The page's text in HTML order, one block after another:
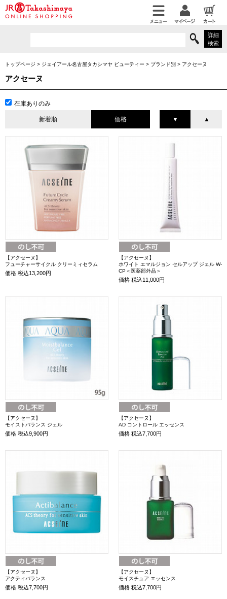
詳細
検索
トップページ > ジェイアール名古屋タカシマヤ ビューティー > ブランド別 > アクセーヌ
アクセーヌ
在庫ありのみ
新着順 価格 ▼ ▲
【アクセーヌ】
フューチャーサイクル クリーミィセラム
価格 税込13,200円
【アクセーヌ】
ホワイト エマルジョン セルアップ ジェル W-
CP＜医薬部外品＞
価格 税込11,000円
【アクセーヌ】
モイストバランス ジェル
価格 税込9,900円
【アクセーヌ】
AD コントロール エッセンス
価格 税込7,700円
【アクセーヌ】
アクティバランス
価格 税込7,700円
【アクセーヌ】
モイスチュア エッセンス
価格 税込7,700円